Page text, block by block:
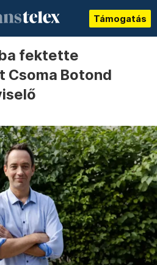
Támogatás
fektette
Csoma Botond